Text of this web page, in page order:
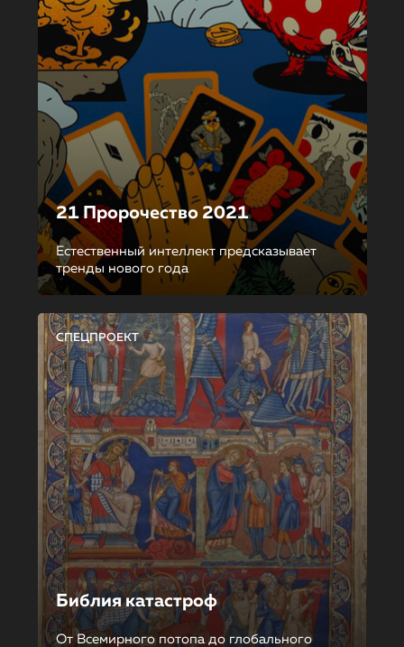
21 Пророчество 2021
Естественный интеллект предсказывает
тренды нового года
СПЕЦПРОЕКТ
Библия катастроф
От Всемирного потопа до глобального